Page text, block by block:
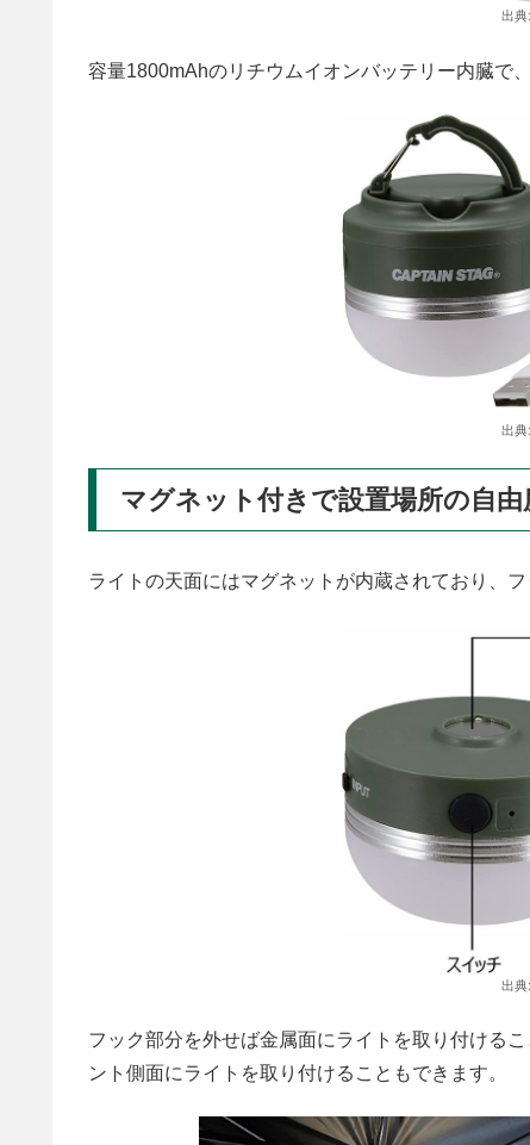
出典:
容量1800mAhのリチウムイオンバッテリー内臓で
出典:
マグネット付きで設置場所の自由
ライトの天面にはマグネットが内蔵されており、
出典:
フック部分を外せば金属面にライトを取り付ける
ント側面にライトを取り付けることもできます。